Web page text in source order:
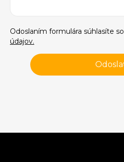
Odoslaním formulára súhlasíte so
údajov.